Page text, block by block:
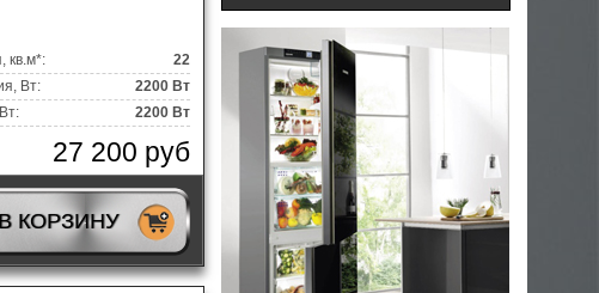
кв.м*:
22
Вт:
2200 Вт
2200 Вт
27 200 руб
В КОРЗИНУ